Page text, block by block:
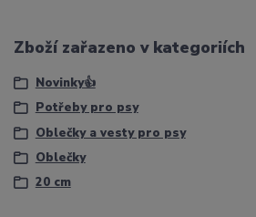
Zboží zařazeno v kategoriích
Novinky👍
Potřeby pro psy
Oblečky a vesty pro psy
Oblečky
20 cm